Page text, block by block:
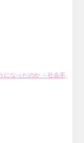
になったのか －社会不